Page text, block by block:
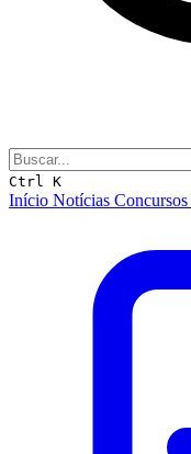
Ctrl K
Início Notícias Concursos